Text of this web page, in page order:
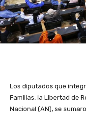
Los diputados que
Familias, la Libertad de
Nacional (AN), se